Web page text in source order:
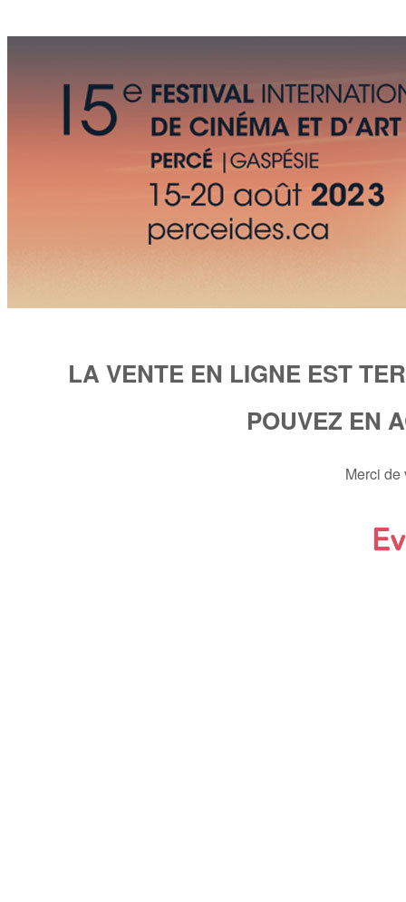
LA VENTE EN LIGNE EST
POUVEZ EN
Merci de